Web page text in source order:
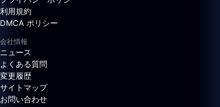
利用規約
DMCA ポリシー
会社情報
ニュース
よくある質問
変更履歴
サイトマップ
お問い合わせ